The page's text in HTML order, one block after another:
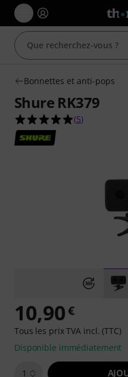
Bonnettes et anti-pops
Shure RK379
5.0 étoiles
(5)
10,90€
Tous les prix TVA incl. (TTC)
Disponible immédiatement
1